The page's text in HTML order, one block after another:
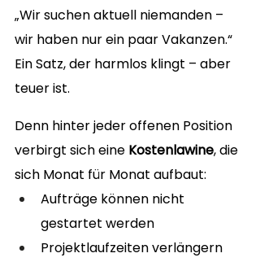
„Wir suchen aktuell niemanden –
wir haben nur ein paar Vakanzen.“
Ein Satz, der harmlos klingt – aber
teuer ist.
Denn hinter jeder offenen Position
verbirgt sich eine Kostenlawine, die
sich Monat für Monat aufbaut:
Aufträge können nicht
gestartet werden
Projektlaufzeiten verlängern